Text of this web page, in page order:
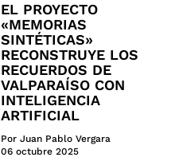
EL PROYECTO
«MEMORIAS
SINTÉTICAS»
RECONSTRUYE LOS
RECUERDOS DE
VALPARAÍSO CON
INTELIGENCIA
ARTIFICIAL
Por Juan Pablo Vergara
06 octubre 2025